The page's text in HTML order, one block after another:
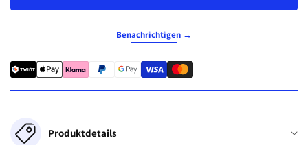
Benachrichtigen →
Produktdetails